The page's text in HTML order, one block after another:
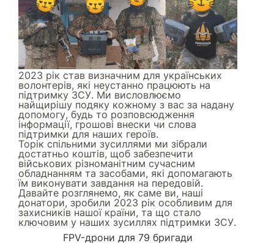
2023 рік став визначним для українських
волонтерів, які неустанно працюють на
підтримку ЗСУ. Ми висловлюємо
найщирішу подяку кожному з вас за надану
допомогу, будь то розповсюдження
інформації, грошові внески чи слова
підтримки для наших героїв.
Торік спільними зусиллями ми зібрали
достатньо коштів, щоб забезпечити
військових різноманітним сучасним
обладнанням та засобами, які допомагають
їм виконувати завдання на передовій.
Давайте розглянемо, як саме ви, наші
донатори, зробили 2023 рік особливим для
захисників нашої країни, та що стало
ключовим у наших зусиллях підтримки ЗСУ.
FPV-дрони для 79 бригади